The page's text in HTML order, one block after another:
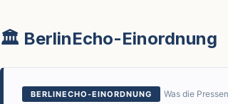
🏛️ BerlinEcho-Einordnung
BERLINECHO-EINORDNUNG Was die